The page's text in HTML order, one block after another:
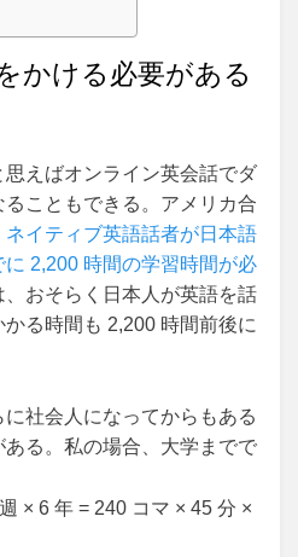
かける必要がある
えばオンライン英会話でダ
こともできる。アメリカ合
ネイティブ英語話者が日本語
2,200 時間の学習時間が必
おそらく日本人が英語を話
る時間も 2,200 時間前後に
社会人になってからもある
る。私の場合、大学までで
× 6 年 = 240 コマ × 45 分 ×